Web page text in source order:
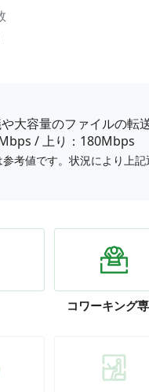
大容量のファイルの転
/上り：180Mbps
考値です。状況により上
コワーキング